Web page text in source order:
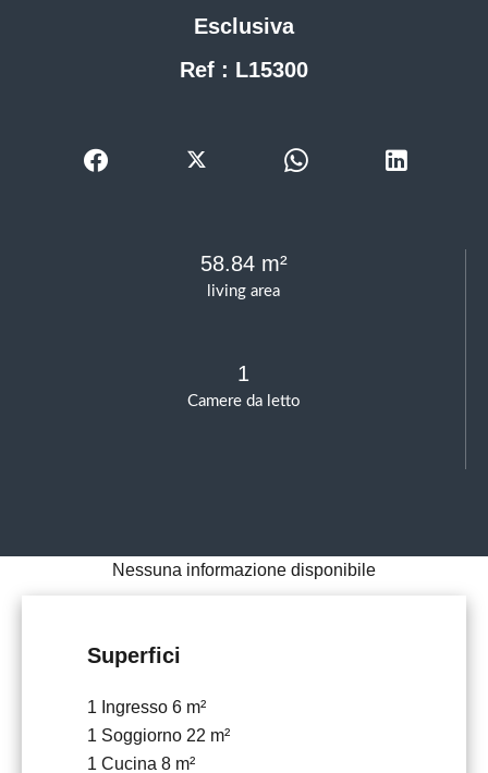
living area
58.84 m²
Camere da letto
1
Esclusiva
Ref : L15300
Nessuna informazione disponibile
Superfici
1 Ingresso 6 m²
1 Soggiorno 22 m²
1 Cucina 8 m²